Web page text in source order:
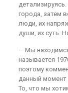
города, затем
люди, их
души, их суть.
— Мы
называется
поэтому
данный момент
То, что мы